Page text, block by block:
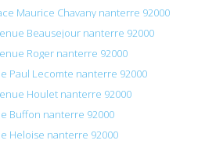
Maurice Chavany nanterre 92000
Beausejour nanterre 92000
Roger nanterre 92000
Paul Lecomte nanterre 92000
Houlet nanterre 92000
Buffon nanterre 92000
Heloise nanterre 92000